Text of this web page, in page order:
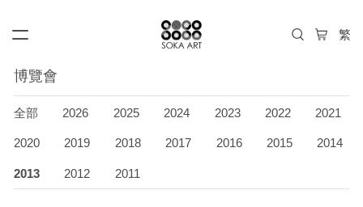
博覽會
全部 2026 2025 2024 2023 2022 2021
2020 2019 2018 2017 2016 2015 2014
2013 2012 2011